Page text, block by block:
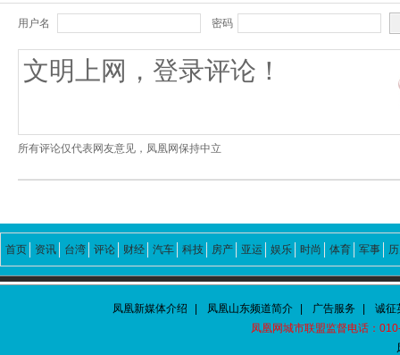
用户名 密码
所有评论仅代表网友意见，凤凰网保持中立
首页 资讯 台湾 评论 财经 汽车 科技 房产 亚运 娱乐 时尚 体育 军事
凤凰新媒体介绍 凤凰山东频道简介 广告服务
诚征
凤凰网城市联盟监督电话：